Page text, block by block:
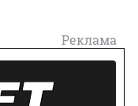
Реклама